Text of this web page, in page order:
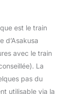
est le train
d’Asakusa
avec le train
La
pas du
utilisable via la